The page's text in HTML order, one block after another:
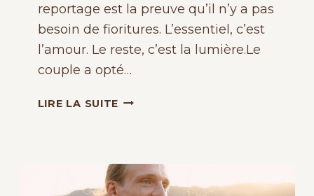
reportage est la preuve qu’il n’y a pas
besoin de fioritures. L’essentiel, c’est
l’amour. Le reste, c’est la lumière.Le
couple a opté…
LIRE LA SUITE MARIAGE
LA
DRÔME,